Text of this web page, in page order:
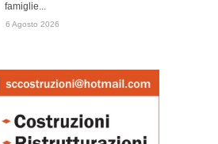
famiglie...
6 Agosto 2026